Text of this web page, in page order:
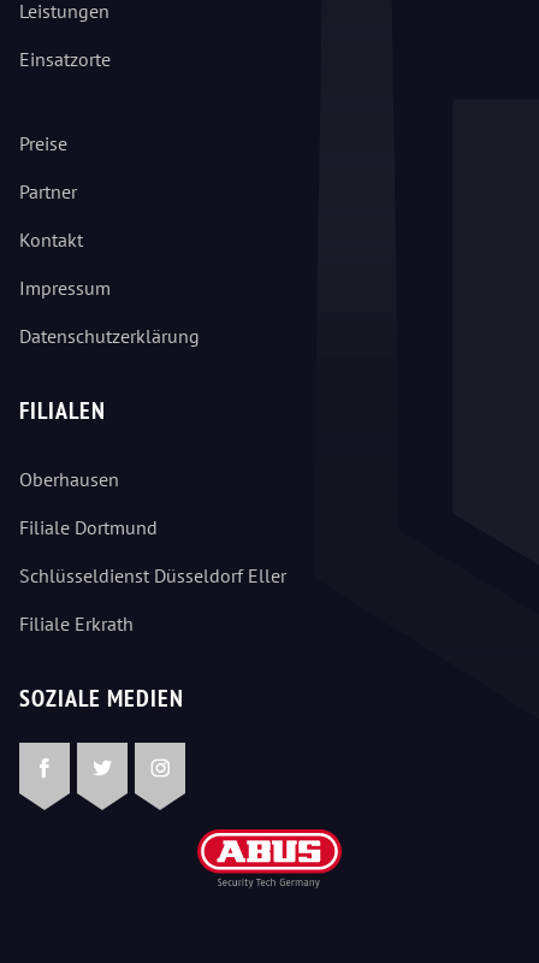
Leistungen
Einsatzorte
Preise
Partner
Kontakt
Impressum
Datenschutzerklärung
FILIALEN
Oberhausen
Filiale Dortmund
Schlüsseldienst Düsseldorf Eller
Filiale Erkrath
SOZIALE MEDIEN
FacebookTwitterInstagram